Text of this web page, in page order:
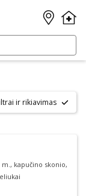
ir rikiavimas
m., kapučino skonio,